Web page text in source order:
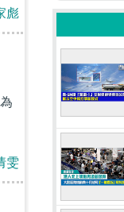
彪
雯